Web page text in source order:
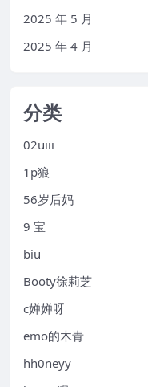
2025 年 5 月
2025 年 4 月
分类
02uiii
1p狼
56岁后妈
9 宝
biu
Booty徐莉芝
c婵婵呀
emo的木青
hh0neyy